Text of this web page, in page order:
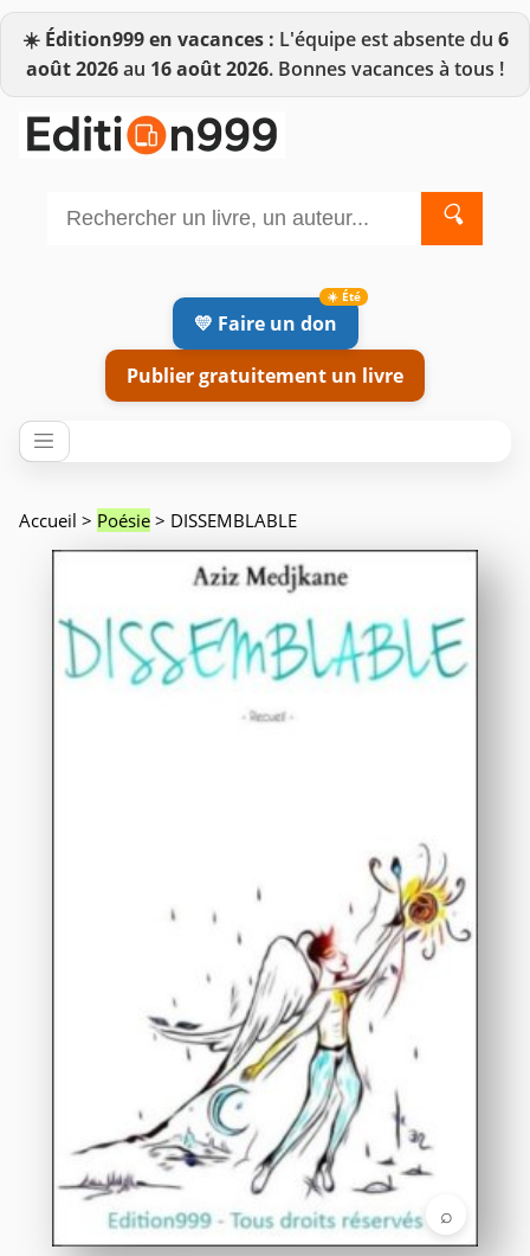
☀️ Édition999 en vacances : L'équipe est absente du 6
août 2026au 16 août 2026. Bonnes vacances à tous !
🔍
💛 Faire un don
Publier gratuitement un livre
Accueil > Poésie > DISSEMBLABLE
⌕